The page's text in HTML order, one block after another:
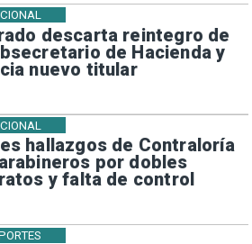
descarta reintegro de
de Hacienda y
nuevo titular
hallazgos de Contraloría
por dobles
y falta de control